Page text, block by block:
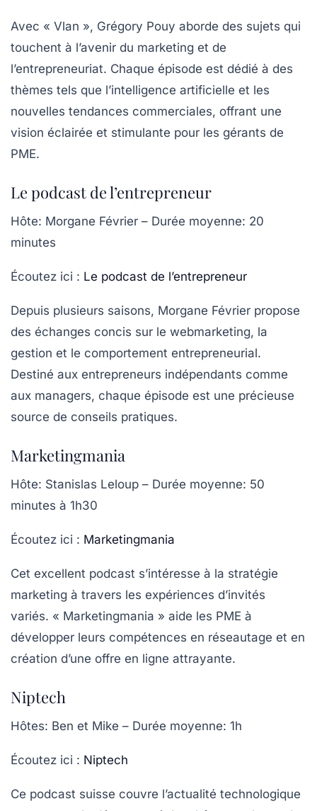
Avec « Vlan », Grégory Pouy aborde des sujets qui
touchent à l’avenir du marketing et de
l’entrepreneuriat. Chaque épisode est dédié à des
thèmes tels que l’intelligence artificielle et les
nouvelles tendances commerciales, offrant une
vision éclairée et stimulante pour les gérants de
PME.
Le podcast de l’entrepreneur
Hôte: Morgane Février – Durée moyenne: 20
minutes
Écoutez ici : Le podcast de l’entrepreneur
Depuis plusieurs saisons, Morgane Février propose
des échanges concis sur le webmarketing, la
gestion et le comportement entrepreneurial.
Destiné aux entrepreneurs indépendants comme
aux managers, chaque épisode est une précieuse
source de conseils pratiques.
Marketingmania
Hôte: Stanislas Leloup – Durée moyenne: 50
minutes à 1h30
Écoutez ici : Marketingmania
Cet excellent podcast s’intéresse à la stratégie
marketing à travers les expériences d’invités
variés. « Marketingmania » aide les PME à
développer leurs compétences en réseautage et en
création d’une offre en ligne attrayante.
Niptech
Hôtes: Ben et Mike – Durée moyenne: 1h
Écoutez ici : Niptech
Ce podcast suisse couvre l’actualité technologique